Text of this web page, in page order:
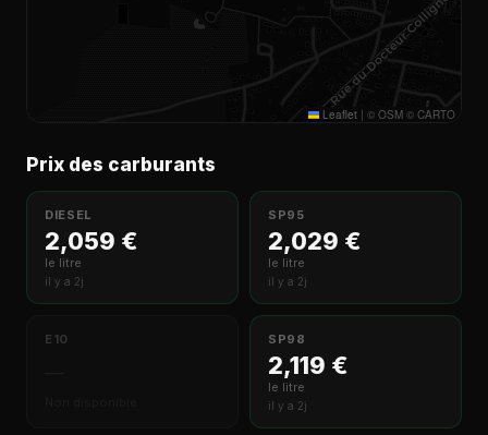
Leaflet | © OSM © CARTO
Prix des carburants
DIESEL
2,059 €
le litre
il y a 2j
SP95
2,029 €
le litre
il y a 2j
E10 SP98
2,119 €
le litre
il y a 2j